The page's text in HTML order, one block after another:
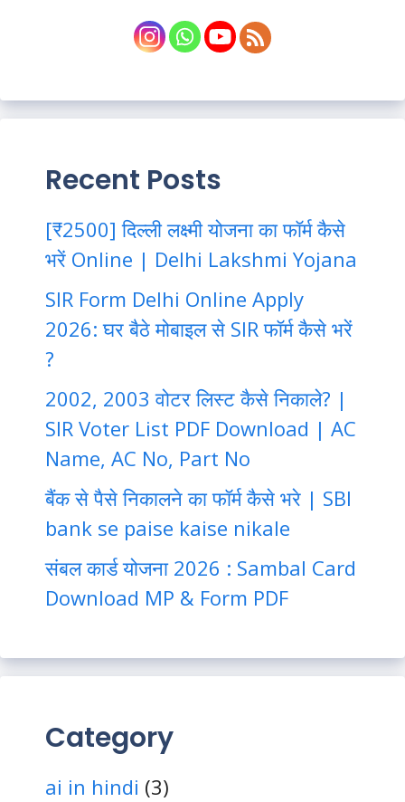
Recent Posts
[₹2500] दिल्ली लक्ष्मी योजना का फॉर्म कैसे
भरें Online | Delhi Lakshmi Yojana
SIR Form Delhi Online Apply
2026: घर बैठे मोबाइल से SIR फॉर्म कैसे भरें
?
2002, 2003 वोटर लिस्ट कैसे निकाले? |
SIR Voter List PDF Download | AC
Name, AC No, Part No
बैंक से पैसे निकालने का फॉर्म कैसे भरे | SBI
bank se paise kaise nikale
संबल कार्ड योजना 2026 : Sambal Card
Download MP & Form PDF
Category
ai in hindi (3)